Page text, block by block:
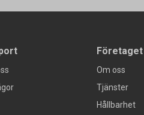
Företaget
Om oss
Tjänster
Hållbarhet